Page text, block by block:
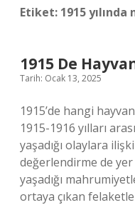
Etiket: 1915
1915 De
Tarih: Ocak 13, 2025
1915’de hangi
1915-1916 yılları
yaşadığı olaylara
değerlendirme de yer
yaşadığı
ortaya çıkan